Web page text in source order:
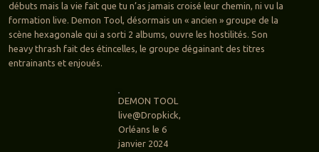
débuts mais la vie fait que tu n’as jamais croisé leur chemin, ni vu la
formation live. Demon Tool, désormais un « ancien » groupe de la
scène hexagonale qui a sorti 2 albums, ouvre les hostilités. Son
heavy thrash fait des étincelles, le groupe dégainant des titres
entrainants et enjoués.
DEMON TOOL
live@Dropkick,
Orléans le 6
janvier 2024